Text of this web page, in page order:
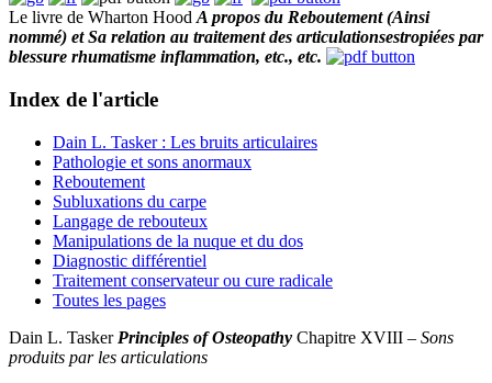
Le livre de Wharton Hood A propos du Reboutement (Ainsi
nommé) et Sa relation au traitement des articulationsestropiées par
blessure rhumatisme inflammation, etc., etc.
Index de l'article
Dain L. Tasker : Les bruits articulaires
Pathologie et sons anormaux
Reboutement
Subluxations du carpe
Langage de rebouteux
Manipulations de la nuque et du dos
Diagnostic différentiel
Traitement conservateur ou cure radicale
Toutes les pages
Dain L. Tasker Principles of Osteopathy Chapitre XVIII – Sons
produits par les articulations